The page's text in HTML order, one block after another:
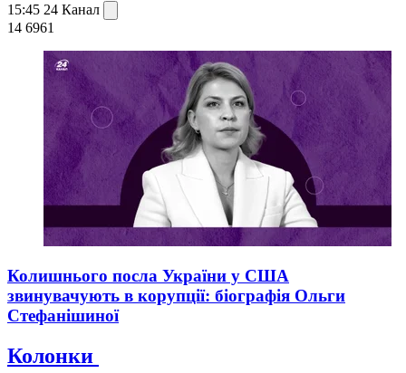
15:45 24 Канал
14 6961
Колишнього посла України у США
звинувачують в корупції: біографія Ольги
Стефанішиної
Колонки